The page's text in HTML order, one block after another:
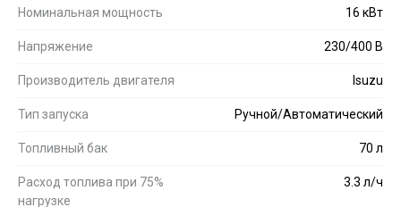
Номинальная мощность 16 кВт
Напряжение 230/400 В
Производитель двигателя Isuzu
Тип запуска Ручной/Автоматический
Топливный бак 70 л
Расход топлива при 75%
нагрузке
3.3 л/ч